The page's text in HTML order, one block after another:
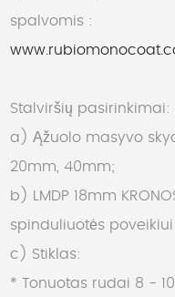
spalvomis :
Stalviršių pasirinkimai:
a) Ąžuolo masyvo
20mm, 40mm;
b) LMDP 18mm
spinduliuotės
c) Stiklas:
* Tonuotas rudai 8 -